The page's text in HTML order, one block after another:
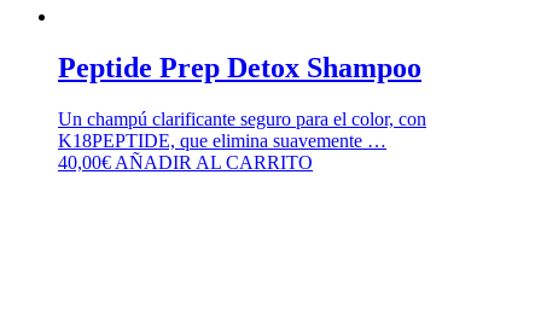
Peptide Prep Detox Shampoo
Un champú clarificante seguro para el color, con
K18PEPTIDE, que elimina suavemente …
40,00€ AÑADIR AL CARRITO